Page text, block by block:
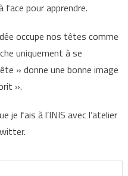
face pour apprendre.
occupe nos têtes comme
uniquement à se
» donne une bonne image
».
je fais à l’INIS avec l’atelier